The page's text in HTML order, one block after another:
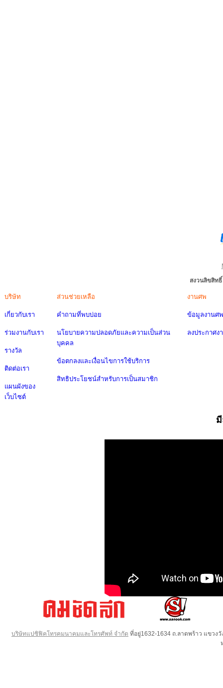
สงวนลิขสิท
บริษัท
เกี่ยวกับเรา
ร่วมงานกับเรา
รางวัล
ติดต่อเรา
แผนผังของ
เว็บไซต์
ส่วนช่วยเหลือ
คำถามที่พบบ่อย
นโยบายความปลอดภัยและความเป็นส่วน
บุคคล
ข้อตกลงและเงื่อนไขการใช้บริการ
สิทธิประโยชน์สำหรับการเป็นสมาชิก
งานศพ
ข้อมูลงานศพ
ลงประกาศง
บริษัทแปซิฟิคโทรคมนาคมและโทรศัพท์ จำกัด ที่อยู่1632-1634 ถ.ลาดพร้าว แขวง